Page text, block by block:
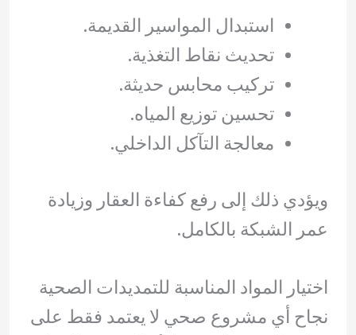
استبدال المواسير القديمة.
تحديث نقاط التغذية.
تركيب محابس حديثة.
تحسين توزيع المياه.
معالجة التآكل الداخلي.
ويؤدي ذلك إلى رفع كفاءة العقار وزيادة
عمر الشبكة بالكامل.
اختيار المواد المناسبة للتمديدات الصحية
نجاح أي مشروع صحي لا يعتمد فقط على